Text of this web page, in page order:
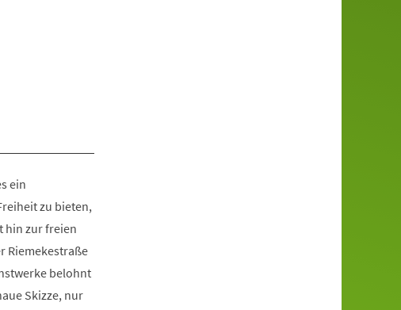
ein
zu bieten,
hin zur freien
Riemekestraße
belohnt
Skizze, nur